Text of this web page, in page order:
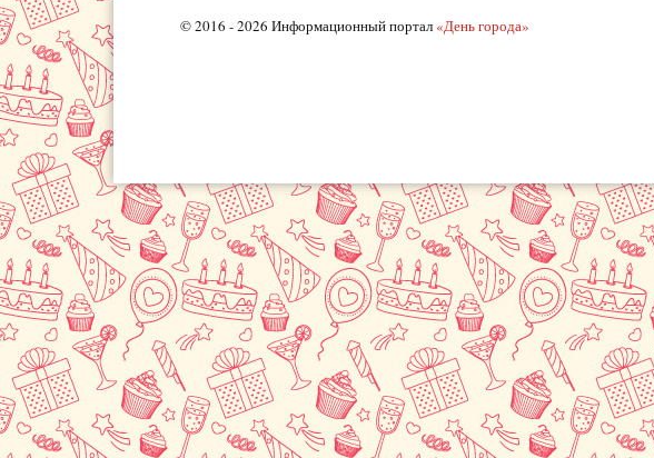
© 2016 - 2026 Информационный портал «День города»